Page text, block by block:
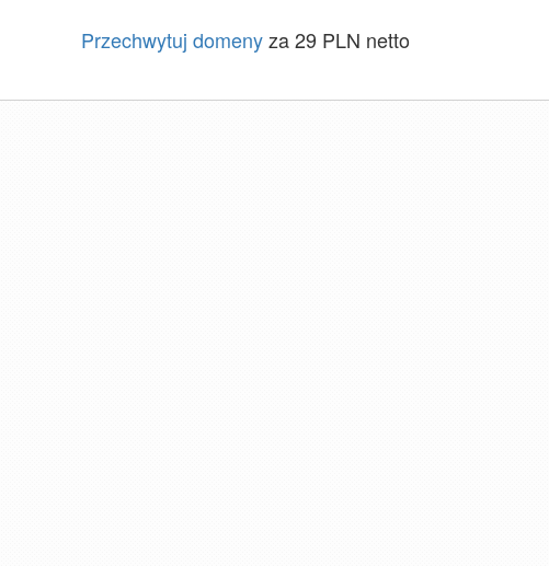
Przechwytuj domenyza 29 PLN netto